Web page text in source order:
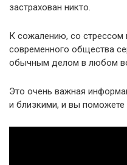
застрахован никто.
К сожалению, со стрессом
современного общества
обычным делом в любом
Это очень важная
и близкими, и вы поможете